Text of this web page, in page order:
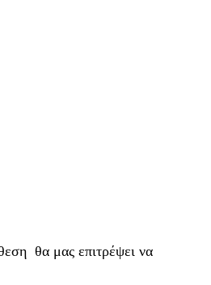
θα μας επιτρέψει να